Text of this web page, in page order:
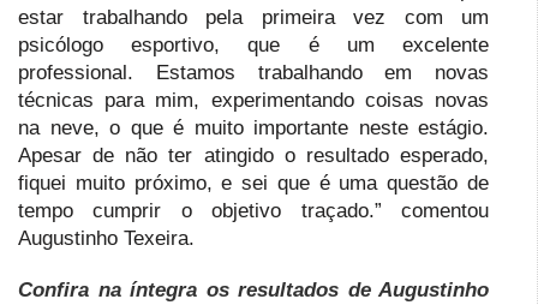
estar trabalhando pela primeira vez com um
psicólogo esportivo, que é um excelente
professional. Estamos trabalhando em novas
técnicas para mim, experimentando coisas novas
na neve, o que é muito importante neste estágio.
Apesar de não ter atingido o resultado esperado,
fiquei muito próximo, e sei que é uma questão de
tempo cumprir o objetivo traçado.” comentou
Augustinho Texeira.
Confira na íntegra os resultados de Augustinho